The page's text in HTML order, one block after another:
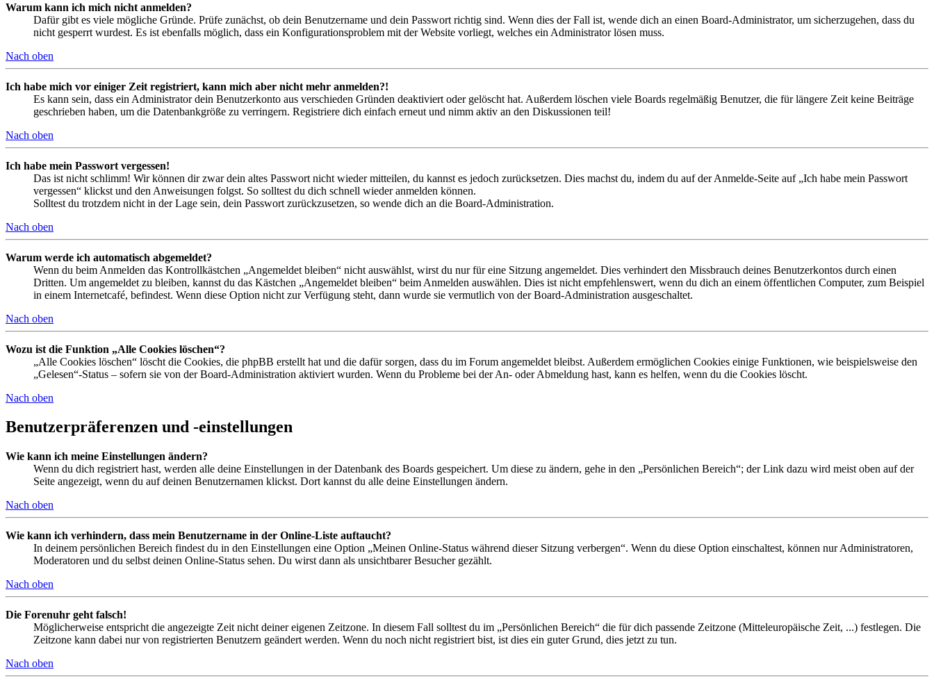
Warum kann ich mich nicht anmelden?
Dafür gibt es viele mögliche Gründe. Prüfe zunächst, ob dein Benutzername und dein Passwort richtig sind. Wenn dies der Fall ist, wende dich an einen Board-Administrator, um sicherzugehen, dass du
nicht gesperrt wurdest. Es ist ebenfalls möglich, dass ein Konfigurationsproblem mit der Website vorliegt, welches ein Administrator lösen muss.
Nach oben
Ich habe mich vor einiger Zeit registriert, kann mich aber nicht mehr anmelden?!
Es kann sein, dass ein Administrator dein Benutzerkonto aus verschieden Gründen deaktiviert oder gelöscht hat. Außerdem löschen viele Boards regelmäßig Benutzer, die für längere Zeit keine Beiträge
geschrieben haben, um die Datenbankgröße zu verringern. Registriere dich einfach erneut und nimm aktiv an den Diskussionen teil!
Nach oben
Ich habe mein Passwort vergessen!
Das ist nicht schlimm! Wir können dir zwar dein altes Passwort nicht wieder mitteilen, du kannst es jedoch zurücksetzen. Dies machst du, indem du auf der Anmelde-Seite auf „Ich habe mein Passwort
vergessen“ klickst und den Anweisungen folgst. So solltest du dich schnell wieder anmelden können.
Solltest du trotzdem nicht in der Lage sein, dein Passwort zurückzusetzen, so wende dich an die Board-Administration.
Nach oben
Warum werde ich automatisch abgemeldet?
Wenn du beim Anmelden das Kontrollkästchen „Angemeldet bleiben“ nicht auswählst, wirst du nur für eine Sitzung angemeldet. Dies verhindert den Missbrauch deines Benutzerkontos durch einen
Dritten. Um angemeldet zu bleiben, kannst du das Kästchen „Angemeldet bleiben“ beim Anmelden auswählen. Dies ist nicht empfehlenswert, wenn du dich an einem öffentlichen Computer, zum Beispiel
in einem Internetcafé, befindest. Wenn diese Option nicht zur Verfügung steht, dann wurde sie vermutlich von der Board-Administration ausgeschaltet.
Nach oben
Wozu ist die Funktion „Alle Cookies löschen“?
„Alle Cookies löschen“ löscht die Cookies, die phpBB erstellt hat und die dafür sorgen, dass du im Forum angemeldet bleibst. Außerdem ermöglichen Cookies einige Funktionen, wie beispielsweise den
„Gelesen“-Status – sofern sie von der Board-Administration aktiviert wurden. Wenn du Probleme bei der An- oder Abmeldung hast, kann es helfen, wenn du die Cookies löscht.
Nach oben
Benutzerpräferenzen und -einstellungen
Wie kann ich meine Einstellungen ändern?
Wenn du dich registriert hast, werden alle deine Einstellungen in der Datenbank des Boards gespeichert. Um diese zu ändern, gehe in den „Persönlichen Bereich“; der Link dazu wird meist oben auf der
Seite angezeigt, wenn du auf deinen Benutzernamen klickst. Dort kannst du alle deine Einstellungen ändern.
Nach oben
Wie kann ich verhindern, dass mein Benutzername in der Online-Liste auftaucht?
In deinem persönlichen Bereich findest du in den Einstellungen eine Option „Meinen Online-Status während dieser Sitzung verbergen“. Wenn du diese Option einschaltest, können nur Administratoren,
Moderatoren und du selbst deinen Online-Status sehen. Du wirst dann als unsichtbarer Besucher gezählt.
Nach oben
Die Forenuhr geht falsch!
Möglicherweise entspricht die angezeigte Zeit nicht deiner eigenen Zeitzone. In diesem Fall solltest du im „Persönlichen Bereich“ die für dich passende Zeitzone (Mitteleuropäische Zeit, ...) festlegen. Die
Zeitzone kann dabei nur von registrierten Benutzern geändert werden. Wenn du noch nicht registriert bist, ist dies ein guter Grund, dies jetzt zu tun.
Nach oben